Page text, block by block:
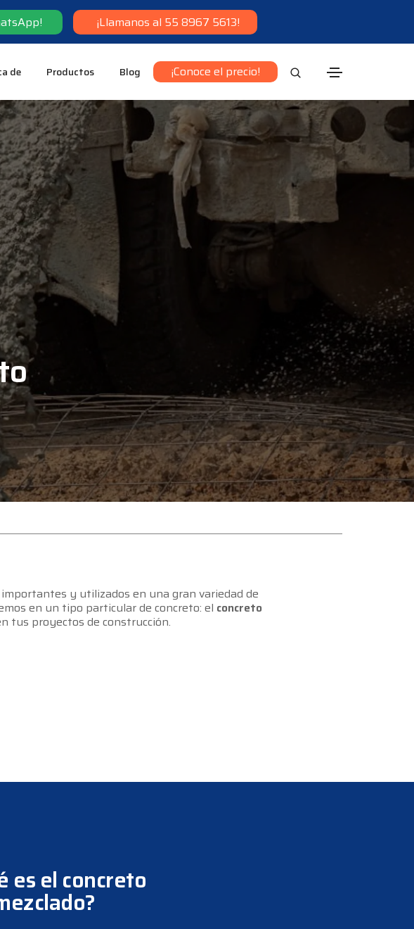
¡Llamanos al 55 8967 5613!
de Productos Blog ¡Conoce el precio!
y utilizados en una gran variedad de
en un tipo particular de concreto: el concreto
tus proyectos de construcción.
es el concreto